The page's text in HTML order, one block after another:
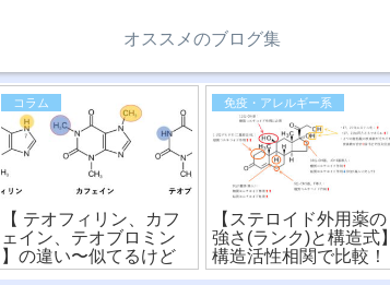
オススメのブログ集
コラム
【 テオフィリン、カフ
ェイン、テオブロミン
】の違い〜似てるけど
違う？！化学構造式の
免疫・アレルギー系
【ステロイド外用薬の
強さ(ランク)と構造式】
構造活性相関で比較！